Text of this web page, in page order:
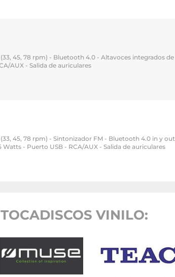
45, 78 rpm) - Bluetooth 4.0 - Altavoces integrados de
AUX - Salida de auriculares
45, 78 rpm) - Sintonizador FM - Bluetooth 4.0 in y out
Watts - Puerto USB - RCA/AUX - Salida de auriculares
VINILO: